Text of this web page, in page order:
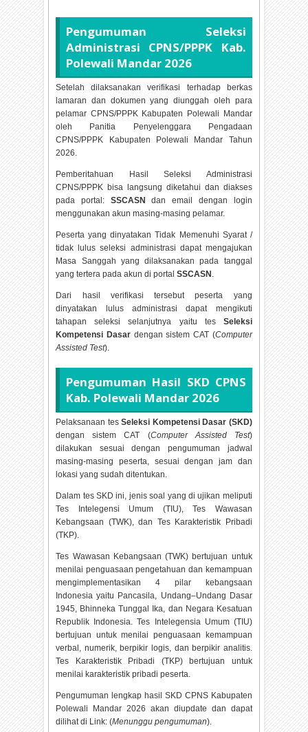
Pengumuman Seleksi
Administrasi CPNS/PPPK Kab.
Polewali Mandar 2026
Setelah dilaksanakan verifikasi terhadap berkas
lamaran dan dokumen yang diunggah oleh para
pelamar CPNS/PPPK Kabupaten Polewali Mandar
oleh Panitia Penyelenggara Pengadaan
CPNS/PPPK Kabupaten Polewali Mandar Tahun
2026.
Pemberitahuan Hasil Seleksi Administrasi
CPNS/PPPK bisa langsung diketahui dan diakses
pada portal: SSCASN
dan email dengan login
menggunakan akun masing-masing pelamar.
Peserta yang dinyatakan Tidak Memenuhi Syarat /
tidak lulus seleksi administrasi dapat mengajukan
Masa Sanggah yang dilaksanakan pada tanggal
yang tertera pada akun di portalSSCASN .
Dari hasil verifikasi tersebut peserta yang
dinyatakan lulus administrasi dapat mengikuti
tahapan seleksi selanjutnya yaitu tes Seleksi
Kompetensi Dasar dengan sistem CAT (Computer
Assisted Test).
Pengumuman Hasil SKD CPNS
Kab. Polewali Mandar 2026
Pelaksanaan tesSeleksi Kompetensi Dasar (SKD)
dengan sistem CAT (Computer Assisted Test)
dilakukan sesuai dengan pengumuman jadwal
masing-masing peserta, sesuai dengan jam dan
lokasi yang sudah ditentukan.
Dalam tes SKD ini, jenis soal yang di ujikan meliputi
Tes Intelegensi Umum (TIU), Tes Wawasan
Kebangsaan (TWK), dan Tes Karakteristik Pribadi
(TKP).
Tes Wawasan Kebangsaan (TWK) bertujuan untuk
menilai penguasaan pengetahuan dan kemampuan
mengimplementasikan 4 pilar kebangsaan
Indonesia yaitu Pancasila, Undang–Undang Dasar
1945, Bhinneka Tunggal Ika, dan Negara Kesatuan
Republik Indonesia. Tes Intelegensia Umum (TIU)
bertujuan untuk menilai penguasaan kemampuan
verbal, numerik, berpikir logis, dan berpikir analitis.
Tes Karakteristik Pribadi (TKP) bertujuan untuk
menilai karakteristik pribadi peserta.
Pengumuman lengkap hasil SKD CPNS Kabupaten
Polewali Mandar2026 akan diupdate dan dapat
dilihat di Link: (Menunggu pengumuman).